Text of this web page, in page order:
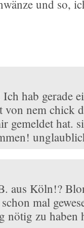
und so,
hab gerade
nem chick
gemeldet hat.
aus Köln!?
mal
nötig zu haben